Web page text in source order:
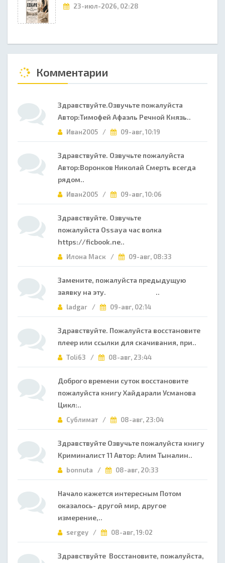
23-июл-2026, 02:28
Комментарии
Здравствуйте.Озвучьте пожалуйста
Автор:Тимофей Афаэль Речной Князь..
Иван2005 / 09-авг, 10:19
Здравствуйте. Озвучьте пожалуйста
Автор:Воронков Николай Смерть всегда
рядом..
Иван2005 / 09-авг, 10:06
Здравствуйте. Озвучьте
пожалуйста Ossaya час волка
https://ficbook.ne..
Илона Маск / 09-авг, 08:33
Замените, пожалуйста предыдущую
заявку на эту. ..
ladgar / 09-авг, 02:14
Здравствуйте. Пожалуйста восстановите
плеер или ссылки для скачивания, при..
Toli63 / 08-авг, 23:44
Доброго времени суток восстановите
пожалуйста книгу Хайдарали Усманова
Цикл:..
Сублимат / 08-авг, 23:04
Здравствуйте Озвучьте пожалуйста книгу
Криминалист 11 Автор: Алим Тыналин..
bonnuta / 08-авг, 20:33
Начало кажется интересным Потом
оказалось- другой мир, другое
измерение,..
sergey / 08-авг, 19:02
Здравствуйте Восстановите, пожалуйста,